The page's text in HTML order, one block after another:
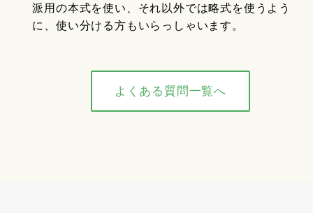
派用の本式を使い、それ以外では略式を使うよう
に、使い分ける方もいらっしゃいます。
よくある質問一覧へ